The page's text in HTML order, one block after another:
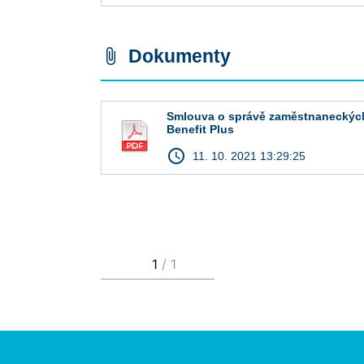
attach_file Dokumenty
Smlouva o správě
Benefit Plus
access_time 11. 10. 2021 13:29:25